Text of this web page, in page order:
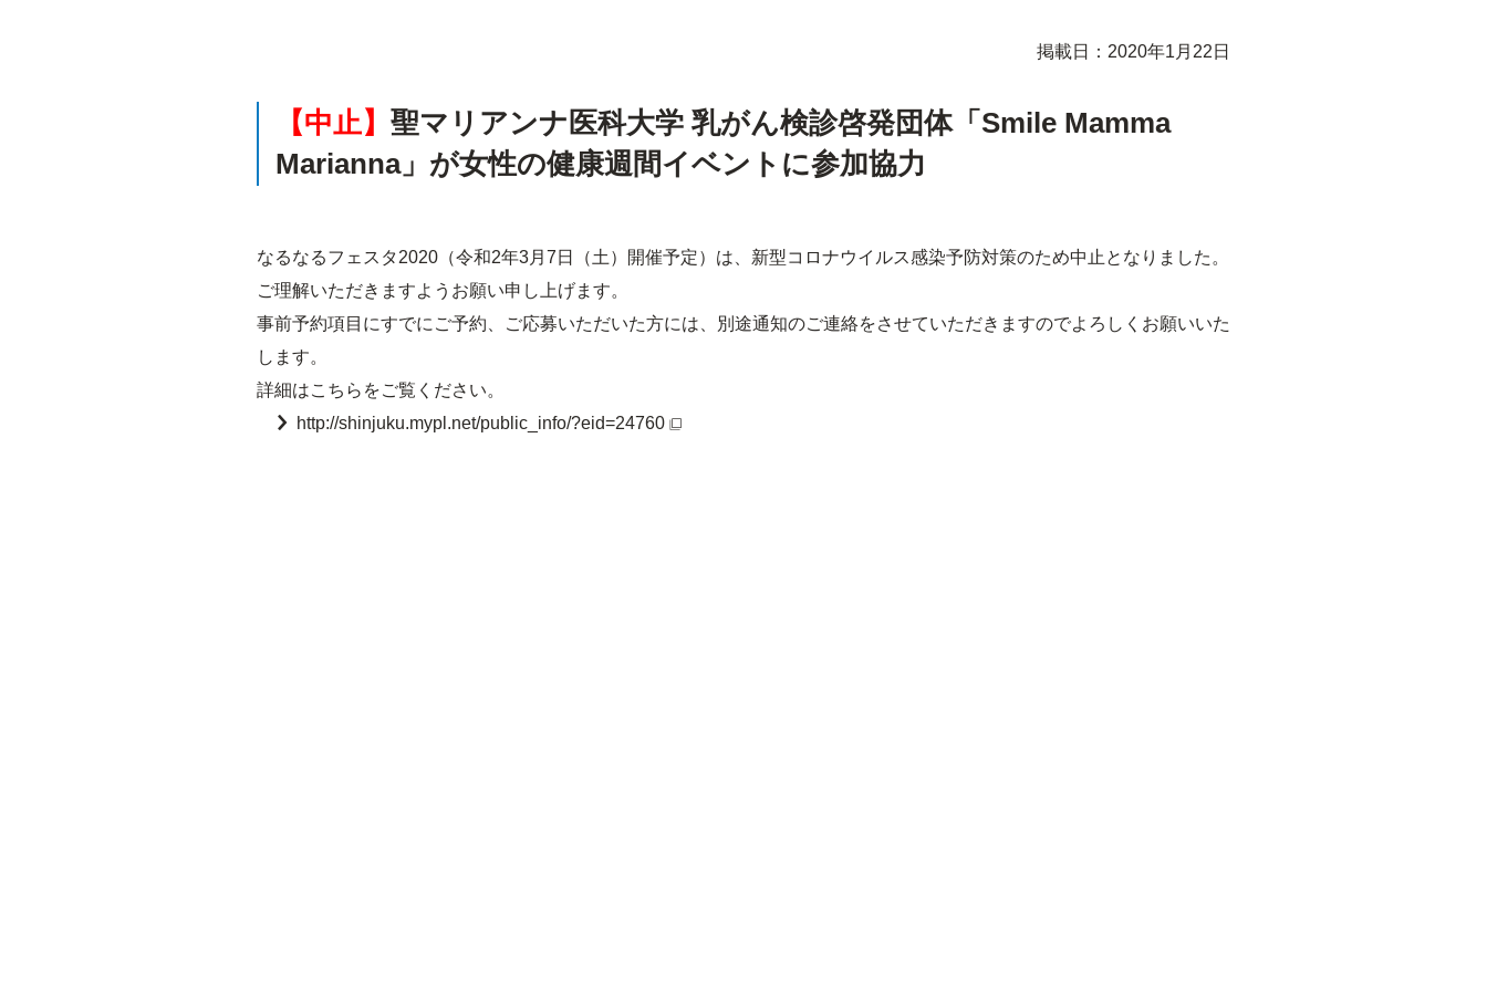
掲載日：2020年1月22日
【中止】 聖マリアンナ医科大学 乳がん検診啓発団体「Smile Mamma
Marianna」が女性の健康週間イベントに参加協力
なるなるフェスタ2020（令和2年3月7日（土）開催予定）は、新型コロナウイルス感染予防対策のため中止となりました。
ご理解いただきますようお願い申し上げます。
事前予約項目にすでにご予約、ご応募いただいた方には、別途通知のご連絡をさせていただきますのでよろしくお願いいた
します。
詳細はこちらをご覧ください。
http://shinjuku.mypl.net/public_info/?eid=24760